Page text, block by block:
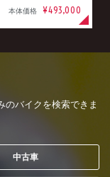
本体価格 ¥493,000
のバイクを検索できま
中古車